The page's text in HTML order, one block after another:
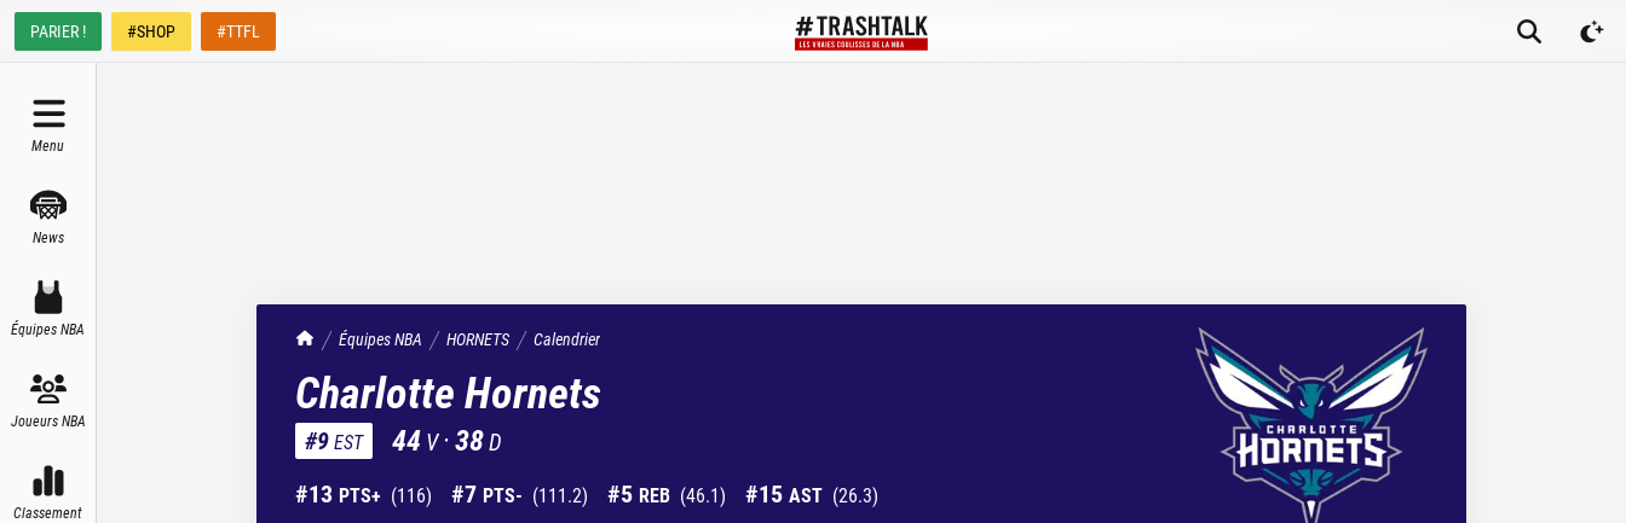
PARIER ! #SHOP #TTFL
Menu
News
Équipes NBA
Joueurs NBA
Classement
TrashTalk Actu NBA
Équipes NBA HORNETS Calendrier
Charlotte Hornets
#9EST 44 V ·38D
#13 PTS+ (116) #7 PTS- (111.2) #5 REB (46.1) #15 AST (26.3)